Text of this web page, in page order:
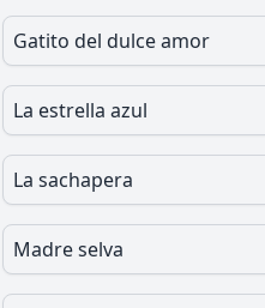
Gatito del dulce amor
La estrella azul
La sachapera
Madre selva